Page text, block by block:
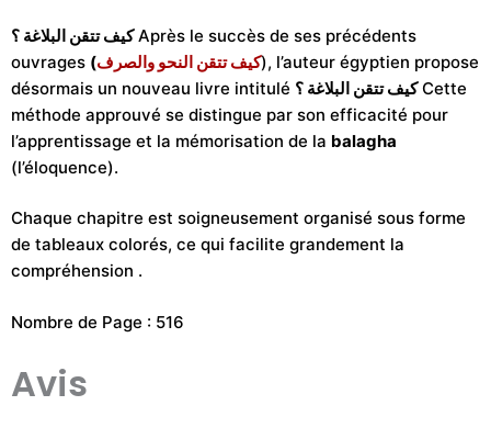
كيف تتقن البلاغة ؟Après le succès de ses précédents
ouvrages (كيف تتقن النحو والصرف), l’auteur égyptien propose
désormais un nouveau livre intitulé كيف تتقن البلاغة ؟Cette
méthode approuvé se distingue par son efficacité pour
l’apprentissage et la mémorisation de la balagha
(l’éloquence).
Chaque chapitre est soigneusement organisé sous forme
de tableaux colorés, ce qui facilite grandement la
compréhension .
Nombre de Page : 516
Avis